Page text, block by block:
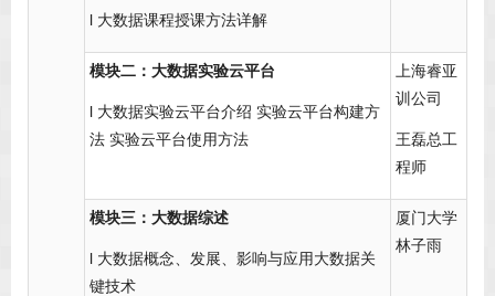
l 大数据课程授课方法详解
模块二：大数据实验云平台
l 大数据实验云平台介绍 实验云平台构建方
法 实验云平台使用方法
上海睿亚
训公司
王磊总工
程师
模块三：大数据综述
l 大数据概念、发展、影响与应用大数据关
键技术
厦门大学
林子雨